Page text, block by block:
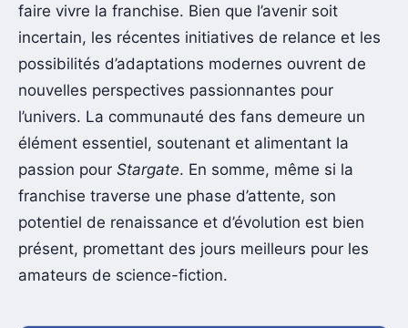
faire vivre la franchise. Bien que l’avenir soit
incertain, les récentes initiatives de relance et les
possibilités d’adaptations modernes ouvrent de
nouvelles perspectives passionnantes pour
l’univers. La communauté des fans demeure un
élément essentiel, soutenant et alimentant la
passion pour Stargate. En somme, même si la
franchise traverse une phase d’attente, son
potentiel de renaissance et d’évolution est bien
présent, promettant des jours meilleurs pour les
amateurs de science-fiction.